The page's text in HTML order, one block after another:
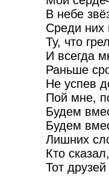
В небе
Среди них
Ту, что
И всегда
Раньше
Не успев
Пой мне,
Будем
Будем
Лишних
Кто
Тот